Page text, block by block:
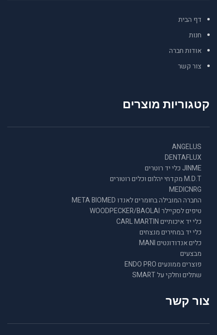
דף הבית
חנות
אודות חברה
צור קשר
קטגוריות מוצרים
ANGELUS
DENTAFLUX
JINME כלי יד רוטרים
M.D.T מקדחי יהלום וכלים רוטורים
MEDICNRG
החברה המובילה בחומרים לאנדו META BIOMED
טיפים לסקיילר WOODPECKER/BAOLAI
כלי יד איכותיים CARL MARTIN
כלי יד במחירים מנצחים
כלים אנדודונטים MANI
מבצעים
פוצרים ממונעים ENDO PRO
שתלים וחלקי על SMART
צור קשר